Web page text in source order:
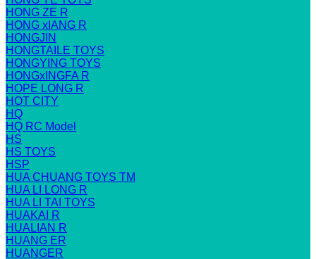
HONG ZE R
HONG xIANG R
HONGJIN
HONGTAILE TOYS
HONGYING TOYS
HONGxINGFA R
HOPE LONG R
HOT CITY
HQ
HQ RC Model
HS
HS TOYS
HSP
HUA CHUANG TOYS TM
HUA LI LONG R
HUA LI TAI TOYS
HUAKAI R
HUALIAN R
HUANG ER
HUANGER